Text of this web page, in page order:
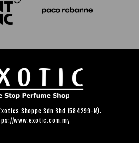
Shoppe Sdn Bhd (584299-M).
www.exotic.com.my